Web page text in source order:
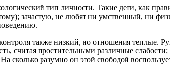
тип личности. Такие дети, как
зачастую, не любят ни умственный, ни
также низкий, но отношения теплые.
считая простительными различные
сколько разумно он этой свободой